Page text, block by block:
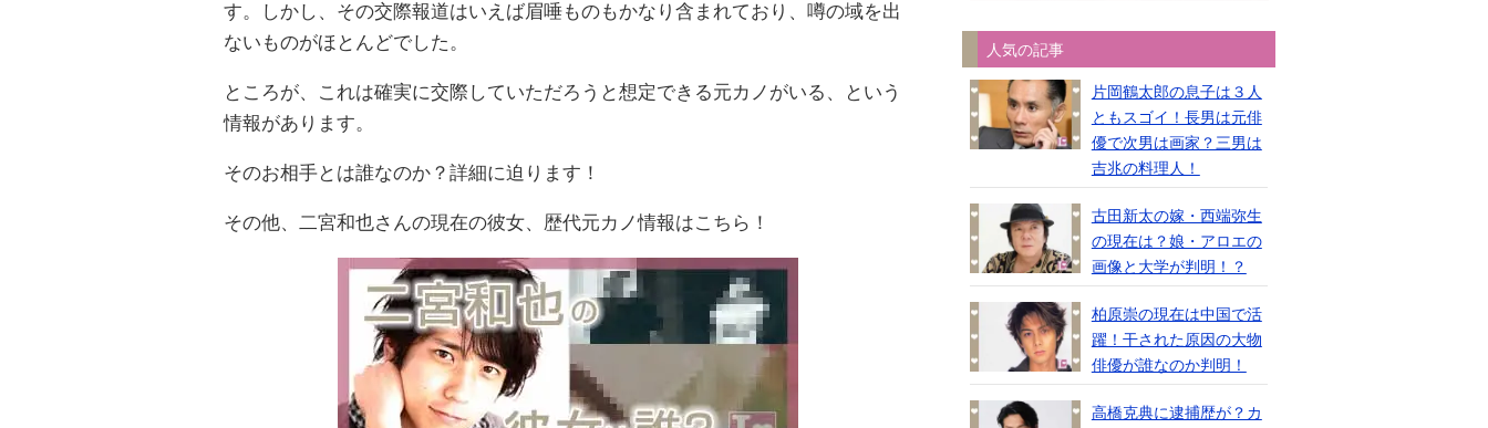
す。しかし、その交際報道はいえば眉唾ものもかなり含まれており、噂の域を出
ないものがほとんどでした。
ところが、これは確実に交際していただろうと想定できる元カノがいる、という
情報があります。
そのお相手とは誰なのか？詳細に迫ります！
その他、二宮和也さんの現在の彼女、歴代元カノ情報はこちら！
人気の記事
片岡鶴太郎の息子は３人
ともスゴイ！長男は元俳
優で次男は画家？三男は
吉兆の料理人！
古田新太の嫁・西端弥生
の現在は？娘・アロエの
画像と大学が判明！？
柏原崇の現在は中国で活
躍！干された原因の大物
俳優が誰なのか判明！
高橋克典に逮捕歴が？カ